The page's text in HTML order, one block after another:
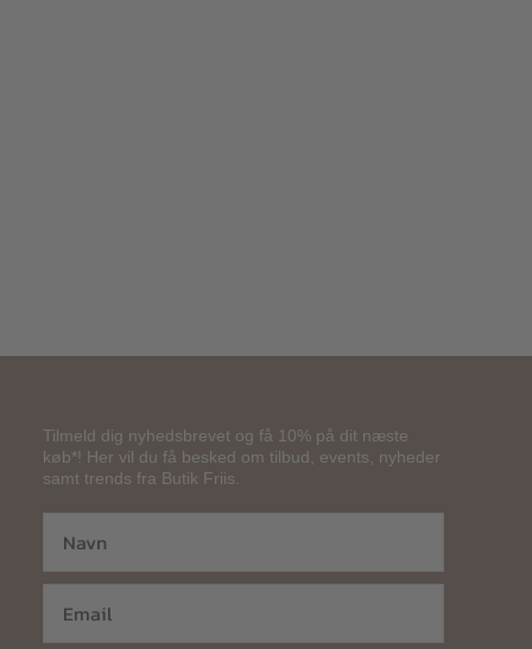
Tilmeld dig nyhedsbrevet og få 10% på dit næste
køb*! Her vil du få besked om tilbud, events, nyheder
samt trends fra Butik Friis.